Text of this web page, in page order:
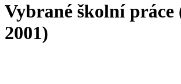
Vybrané školní práce
2001)